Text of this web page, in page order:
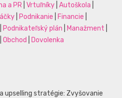
a PR Vrtuľníky Autoškola
Podnikanie Financie
Podnikateľský plán Manažment
Obchod Dovolenka
upselling stratégie: Zvyšovanie